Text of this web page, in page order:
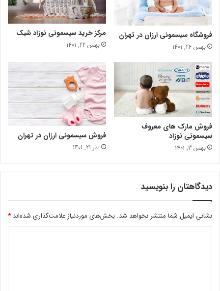
فروشگاه سیسمونی ارزان در تهران
بهمن 26, 1401
مرکز خرید سیسمونی نوزاد شیک
بهمن 22, 1401
فروش مارک های معروف
سیسمونی نوزاد
بهمن 3, 1401
فروش سیسمونی ارزان در تهران
آذر 21, 1401
دیدگاهتان را بنویسید
نشانی ایمیل شما منتشر نخواهد شد. بخش‌های موردنیاز علامت‌گذاری شده‌اند *